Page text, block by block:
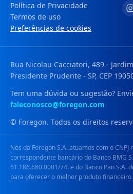
Política de Privacidade
Termos de uso
Preferências de cookies
Rua Nicolau Cacciatori, 489 -
Presidente Prudente - SP, CEP
Tem uma dúvida ou sugestão?
faleconosco@foregon.com
© Foregon. Todos os direitos
Nós da Foregon S.A. atuamos com o
correspondente bancário do Banco BMG
61.186.680.0001/74. e do Banco Pan S.A.
para oferecer o melhor produto financeiro